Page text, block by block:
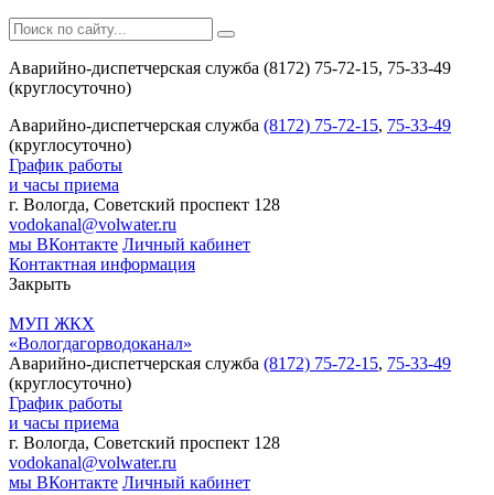
Аварийно-диспетчерская служба (8172) 75-72-15, 75-33-49
(круглосуточно)
Аварийно-диспетчерская служба (8172) 75-72-15, 75-33-49
(круглосуточно)
График работы
и часы приема
г. Вологда, Советский проспект 128
vodokanal@volwater.ru
мы ВКонтакте Личный кабинет
Контактная информация
Закрыть
МУП ЖКХ
«Вологдагорводоканал»
Аварийно-диспетчерская служба (8172) 75-72-15, 75-33-49
(круглосуточно)
График работы
и часы приема
г. Вологда, Советский проспект 128
vodokanal@volwater.ru
мы ВКонтакте Личный кабинет